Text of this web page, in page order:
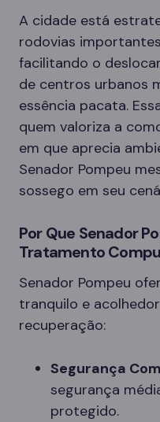
A cidade está
rodovias
facilitando o
de centros urbanos
essência pacata.
quem valoriza a
em que aprecia
Senador Pompeu
sossego em seu
Por Que Senador
Tratamento
Senador Pompeu
tranquilo e
recuperação:
Segurança
segurança
protegido.